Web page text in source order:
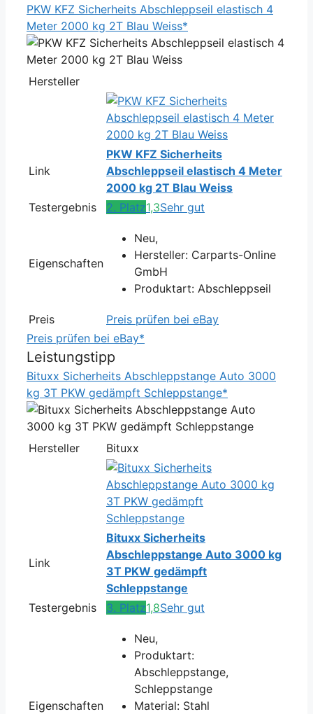
PKW KFZ Sicherheits Abschleppseil elastisch 4
Meter 2000 kg 2T Blau Weiss*
Hersteller
Link
PKW KFZ Sicherheits
Abschleppseil elastisch 4 Meter
2000 kg 2T Blau Weiss
Testergebnis
2. Platz1,3Sehr gut
Eigenschaften
Neu,
Hersteller: Carparts-Online
GmbH
Produktart: Abschleppseil
Preis
Preis prüfen bei eBay
Preis prüfen bei eBay*
Leistungstipp
Bituxx Sicherheits Abschleppstange Auto 3000
kg 3T PKW gedämpft Schleppstange*
Hersteller Bituxx
Link
Bituxx Sicherheits
Abschleppstange Auto 3000 kg
3T PKW gedämpft
Schleppstange
Testergebnis
3. Platz1,8Sehr gut
Eigenschaften
Neu,
Produktart:
Abschleppstange,
Schleppstange
Material: Stahl